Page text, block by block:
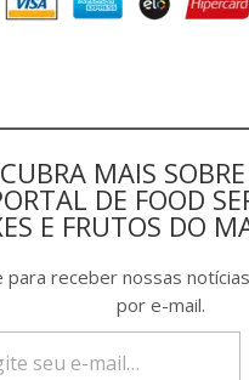
MAIS
DE FOOD
E FRUTOS DO
para receber nossas
por e-mail.